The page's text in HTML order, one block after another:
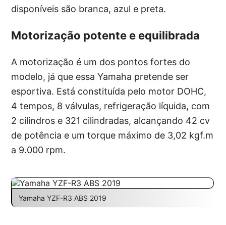
disponíveis são branca, azul e preta.
Motorização potente e equilibrada
A motorização é um dos pontos fortes do
modelo, já que essa Yamaha pretende ser
esportiva. Está constituída pelo motor DOHC,
4 tempos, 8 válvulas, refrigeração líquida, com
2 cilindros e 321 cilindradas, alcançando 42 cv
de potência e um torque máximo de 3,02 kgf.m
a 9.000 rpm.
Yamaha YZF-R3 ABS 2019